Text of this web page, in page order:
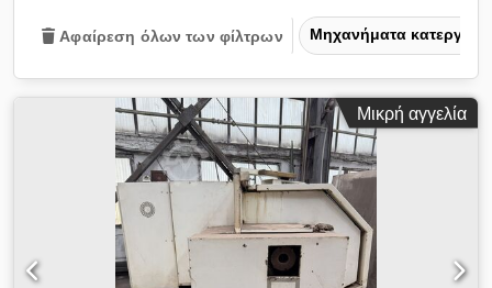
Αφαίρεση όλων των φίλτρων Μηχανήματα
Μικρή αγγελία